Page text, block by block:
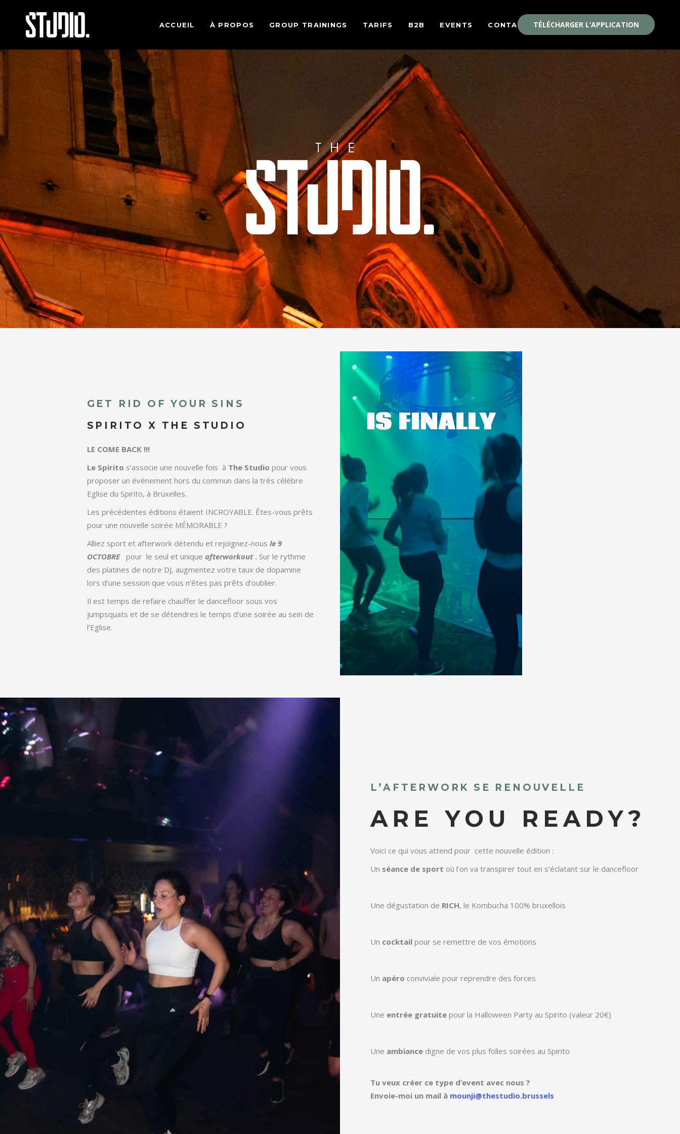
ACCUEIL À PROPOS GROUP TRAININGS TARIFS B2B EVENTS CONTACT TÉLÉCHARGER L’APPLICATION
GET RID OF YOUR SINS
SPIRITO X THE STUDIO
LE COME BACK !!!
Le Spirito s’associe une nouvelle fois à The Studio pour vous
proposer un évènement hors du commun dans la très célèbre
Eglise du Spirito, à Bruxelles.
Les précédentes éditions étaient INCROYABLE. Êtes-vous prêts
pour une nouvelle soirée MÉMORABLE ?
Alliez sport et afterwork détendu et rejoignez-nous le 9
OCTOBRE pour le seul et unique afterworkout . Sur le rythme
des platines de notre DJ, augmentez votre taux de dopamine
lors d’une session que vous n’êtes pas prêts d’oublier.
Il est temps de refaire chauffer le dancefloor sous vos
jumpsquats et de se détendres le temps d’une soirée au sein de
l’Eglise.
L’AFTERWORK SE RENOUVELLE
ARE YOU READY?
Voici ce qui vous attend pour cette nouvelle édition :
Un séance de sport où l’on va transpirer tout en s’éclatant sur le dancefloor
Une dégustation de RICH, le Kombucha 100% bruxellois
Un cocktail pour se remettre de vos émotions
Un apéro conviviale pour reprendre des forces
Une entrée gratuite pour la Halloween Party au Spirito (valeur 20€)
Une ambiance digne de vos plus folles soirées au Spirito
Tu veux créer ce type d’event avec nous ?
Envoie-moi un mail à mounji@thestudio.brussels